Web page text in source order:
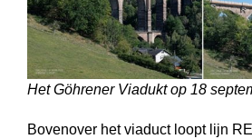
Het Göhrener Viadukt op 18
Bovenover het viaduct loopt lijn